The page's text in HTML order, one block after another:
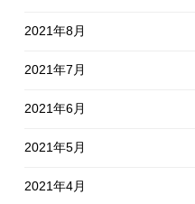
2021年8月
2021年7月
2021年6月
2021年5月
2021年4月